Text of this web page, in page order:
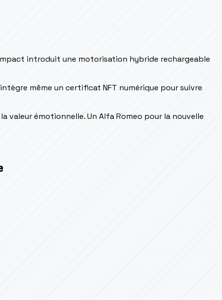
introduit une motorisation hybride rechargeable
même un certificat NFT numérique pour suivre
valeur émotionnelle. Un Alfa Romeo pour la nouvelle